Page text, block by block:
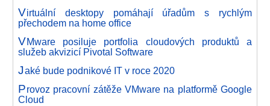
Virtuální desktopy pomáhají úřadům s rychlým
přechodem na home office
VMware posiluje portfolia cloudových produktů a
služeb akvizicí Pivotal Software
Jaké bude podnikové IT v roce 2020
Provoz pracovní zátěže VMware na platformě Google
Cloud